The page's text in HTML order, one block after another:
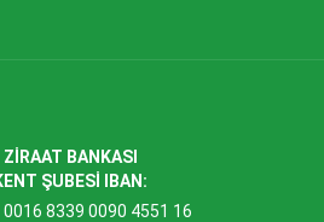
ZİRAAT BANKASI
ŞUBESİ IBAN:
8339 0090 4551 16